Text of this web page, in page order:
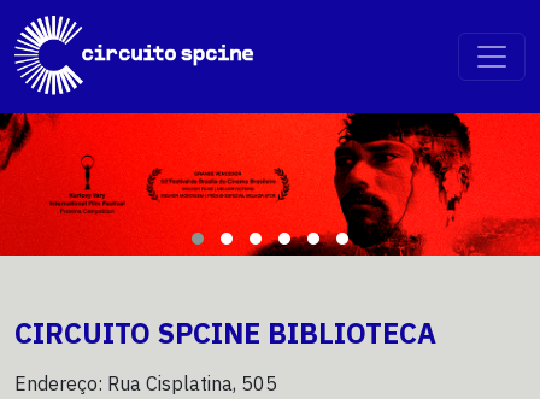
CIRCUITO SPCINE BIBLIOTECA
Endereço: Rua Cisplatina, 505